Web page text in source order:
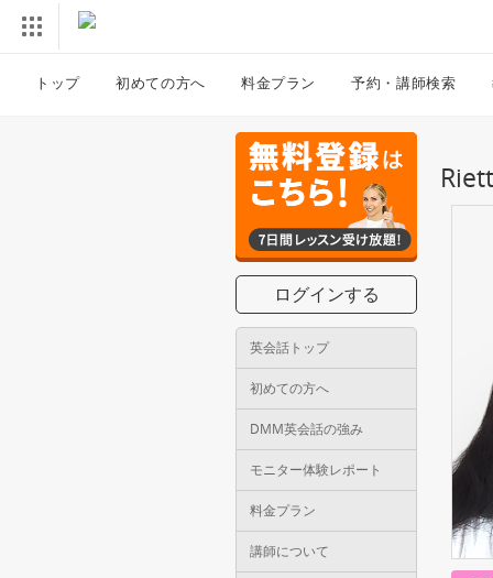
トップ 初めての方へ 料金プラン 予約・講師検索
ログインする
英会話トップ
初めての方へ
DMM英会話の強み
モニター体験レポート
料金プラン
講師について